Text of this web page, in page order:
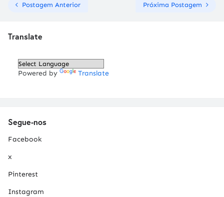
Postagem Anterior Próxima Postagem
Translate
Powered by Translate
Segue-nos
Facebook
x
Pinterest
Instagram